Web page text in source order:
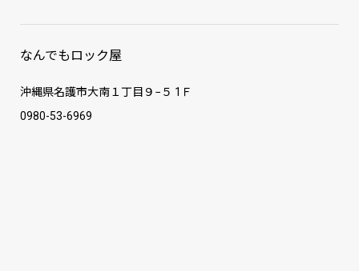
なんでもロック屋
沖縄県名護市大南１丁目９−５ 1Ｆ
0980-53-6969